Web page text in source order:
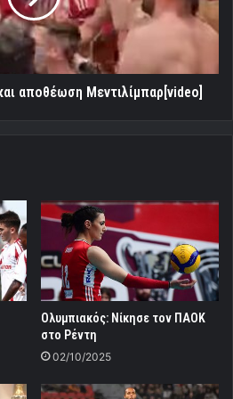
αποθέωση Μεντιλίμπαρ[video]
Ολυμπιακός: Νίκησε τον ΠΑΟΚ
στο Ρέντη
02/10/2025